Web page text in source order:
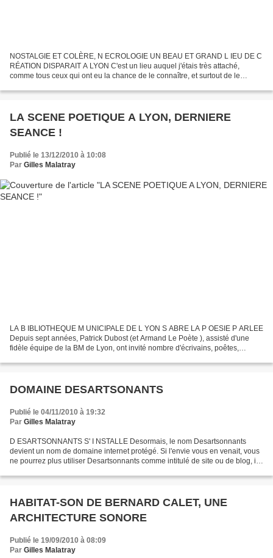
NOSTALGIE ET COLÈRE, N ECROLOGIE UN BEAU ET GRAND L IEU DE C
RÉATION DISPARAIT A LYON C'est un lieu auquel j'étais très attaché,
comme tous ceux qui ont eu la chance de le connaître, et surtout de le
LA SCENE POETIQUE A LYON, DERNIERE
SEANCE !
Publié le 13/12/2010 à 10:08
Par Gilles Malatray
LA B IBLIOTHEQUE M UNICIPALE DE L YON S ABRE LA P OESIE P ARLEE
Depuis sept années, Patrick Dubost (et Armand Le Poète ), assisté d'une
fidèle équipe de la BM de Lyon, ont invité nombre d'écrivains, poêtes,
DOMAINE DESARTSONANTS
Publié le 04/11/2010 à 19:32
Par Gilles Malatray
D ESARTSONNANTS S' I NSTALLE Desormais, le nom Desartsonnants
devient un nom de domaine internet protégé. Si l'envie vous en venait, vous
ne pourrez plus utiliser Desartsonnants comme intitulé de site ou de blog, il
HABITAT-SON DE BERNARD CALET, UNE
ARCHITECTURE SONORE
Publié le 19/09/2010 à 08:09
Par Gilles Malatray